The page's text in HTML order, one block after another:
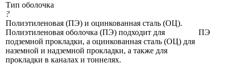
Тип оболочка
?
Полиэтиленовая (ПЭ) и оцинкованная сталь (ОЦ).
Полиэтиленовая оболочка (ПЭ) подходит для
подземной прокладки, а оцинкованная сталь (ОЦ) для
наземной и надземной прокладки, а также для
прокладки в каналах и тоннелях.
ПЭ